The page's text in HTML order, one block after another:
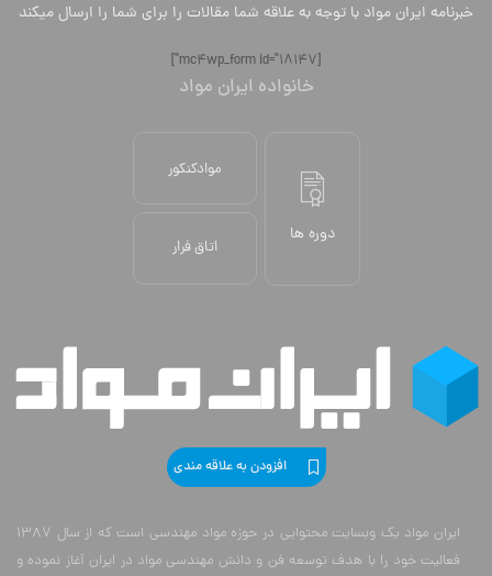
خبرنامه ایران مواد با توجه به علاقه شما مقالات را برای شما را ارسال میکند
[mc4wp_form id="18147"]
خانواده ایران مواد
دوره ها
موادکنکور
اتاق فرار
افزودن به علاقه مندی
ایران مواد یک وبسایت محتوایی در حوزه مواد مهندسی است که از سال 1387
فعالیت خود را با هدف توسعه فن و دانش مهندسی مواد در ایران آغاز نموده و